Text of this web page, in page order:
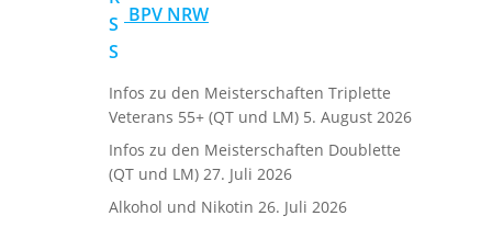
BPV NRW
Infos zu den Meisterschaften Triplette
Veterans 55+ (QT und LM) 5. August 2026
Infos zu den Meisterschaften Doublette
(QT und LM) 27. Juli 2026
Alkohol und Nikotin 26. Juli 2026